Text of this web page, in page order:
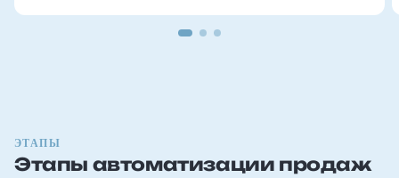
ЭТАПЫ
Этапы автоматизации продаж